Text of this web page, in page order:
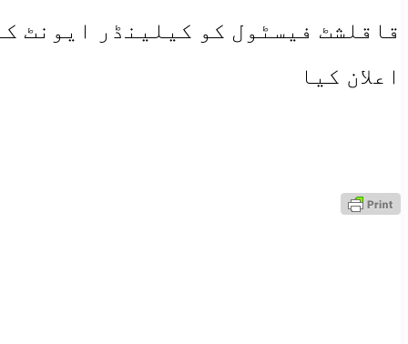
قاقلشٹ فیسٹول کو کیلینڈر ایونٹ
اعلان کیا